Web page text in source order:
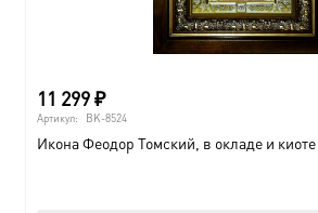
11 299₽
Артикул: BK-8524
Икона Феодор Томский, в окладе и